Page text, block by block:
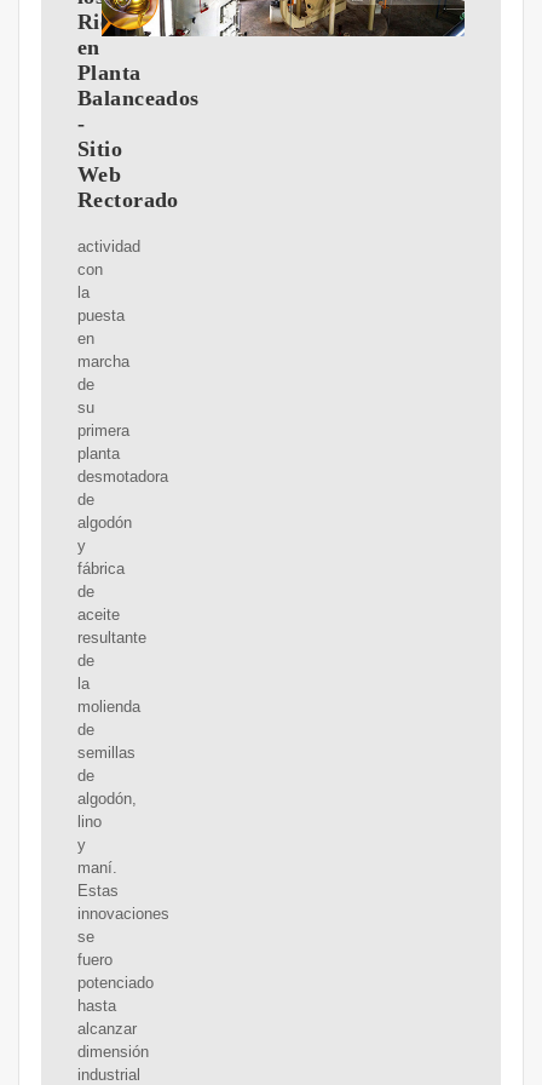
Riesgos
en
Planta
Balanceados
-
Sitio
Web
Rectorado
actividad
con
la
puesta
en
marcha
de
su
primera
planta
desmotadora
de
algodón
y
fábrica
de
aceite
resultante
de
la
molienda
de
semillas
de
algodón,
lino
y
maní.
Estas
innovaciones
se
fuero
potenciado
hasta
alcanzar
dimensión
industrial